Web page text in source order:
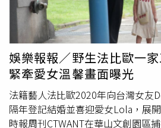
上課，還會直接對不喜歡的老師大
考進姊姊就讀的高中，提高在校成
生活，重新調整自己的人生方向
傷，表示曾遇到一位讓自己認真考
到算命師提醒「這個男人一定有問
對方竟坦承早已結婚，讓她意外成
作鎮定回應「我就知道」，最後仍
邊喝著啤酒痛哭，為這段感情畫下
便升格祖母女性的人生故事，以及
日前直擊林佳辰自己大包小包還先
妥後自己才從另一邊上車，十分貼
人氣男團Ozone的「顏值擔當」林
同門的安吉到彼此家中，拜訪完安
吉帶著口罩遮掩出門搭多元計程車
著安吉上車坐定，自己再從另一邊
來，小倆口到大安區一處靜巷的停
先轉頭查看沒發現異狀後，再進停
一路直奔新北市住處，十分紳士而
娛樂報報／野生法比歐一
緊牽愛女溫馨畫面曝光
法籍藝人法比歐2020年向台灣女友
隔年登記結婚並喜迎愛女Lola，展
時報周刊CTWANT在華山文創園區